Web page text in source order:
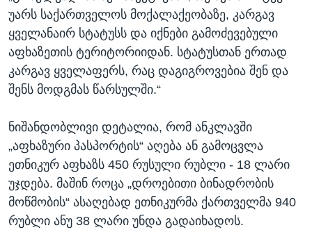
უარს საქართველოს მოქალაქეობაზე, კარგავ
ყველანაირ სტატუსს და იქნები გამოძევებული
აფხაზეთის ტერიტორიიდან. სტატუსთან ერთად
კარგავ ყველაფერს, რაც დაგიგროვებია შენ და
შენს მოდგმას წარსულში.“
ნიშანდობლივი დეტალია, რომ ანკლავში
„აფხაზური პასპორტის“ აღება ან გამოცვლა
ეთნიკურ აფხაზს 450 რუსული რუბლი - 18 ლარი
უჯდება. მაშინ როცა „დროებითი ბინადრობის
მოწმობის“ ასაღებად ეთნიკურმა ქართველმა 940
რუბლი ანუ 38 ლარი უნდა გადაიხადოს.